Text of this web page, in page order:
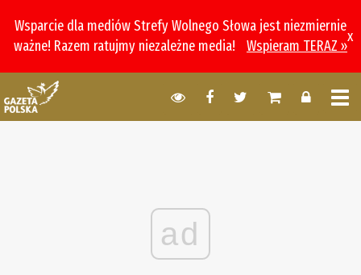
Wsparcie dla mediów Strefy Wolnego Słowa jest niezmiernie
ważne! Razem ratujmy niezależne media!
Wspieram TERAZ »
x
ad